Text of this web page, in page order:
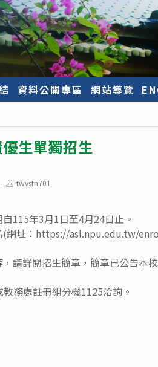
資料公開專區 網站導覽
生單獨招生
Posttwvstn701
115年3月1日至4月24日止。
(網址：https://asl.npu.edu.tw/
請詳閱招生簡章，簡章已公告本
務處註冊組分機1125洽詢。